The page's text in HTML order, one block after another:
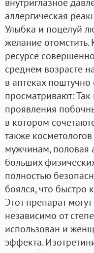
аллергическая
Улыбка и поцелуй
желание
ресурсе
среднем возрасте
в аптеках
просматривают: Так
проявления
в котором
также
мужчинам, половая
больших
полностью
боялся, что быстро
Этот препарат
независимо от
использован и
эффекта.